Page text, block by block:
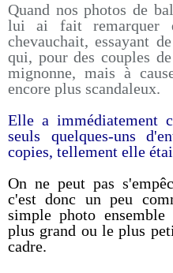
Quand nos photos de
lui ai fait remarquer
chevauchait, essayant
qui, pour des couples
mignonne, mais à
encore plus scandaleux.
Elle a immédiatement
seuls quelques-uns
copies, tellement elle
On ne peut pas
c'est donc un peu
simple photo
plus grand ou le plus
cadre.